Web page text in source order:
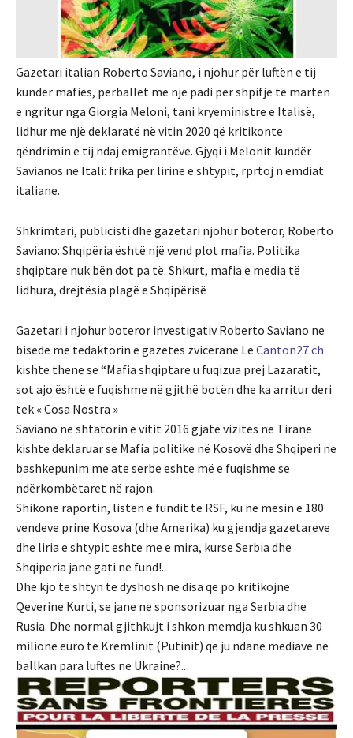
Gazetari italian Roberto Saviano, i njohur për luftën e tij
kundër mafies, përballet me një padi për shpifje të martën
e ngritur nga Giorgia Meloni, tani kryeministre e Italisë,
lidhur me një deklaratë në vitin 2020 që kritikonte
qëndrimin e tij ndaj emigrantëve. Gjyqi i Melonit kundër
Savianos në Itali: frika për lirinë e shtypit, rprtoj n emdiat
italiane.
Shkrimtari, publicisti dhe gazetari njohur boteror, Roberto
Saviano: Shqipëria është një vend plot mafia. Politika
shqiptare nuk bën dot pa të. Shkurt, mafia e media të
lidhura, drejtësia plagë e Shqipërisë
Gazetari i njohur boteror investigativ Roberto Saviano ne
bisede me tedaktorin e gazetes zvicerane Le Canton27.ch
kishte thene se “Mafia shqiptare u fuqizua prej Lazaratit,
sot ajo është e fuqishme në gjithë botën dhe ka arritur deri
tek « Cosa Nostra »
Saviano ne shtatorin e vitit 2016 gjate vizites ne Tirane
kishte deklaruar se Mafia politike në Kosovë dhe Shqiperi ne
bashkepunim me ate serbe eshte më e fuqishme se
ndërkombëtaret në rajon.
Shikone raportin, listen e fundit te RSF, ku ne mesin e 180
vendeve prine Kosova (dhe Amerika) ku gjendja gazetareve
dhe liria e shtypit eshte me e mira, kurse Serbia dhe
Shqiperia jane gati ne fund!..
Dhe kjo te shtyn te dyshosh ne disa qe po kritikojne
Qeverine Kurti, se jane ne sponsorizuar nga Serbia dhe
Rusia. Dhe normal gjithkujt i shkon memdja ku shkuan 30
milione euro te Kremlinit (Putinit) qe ju ndane mediave ne
ballkan para luftes ne Ukraine?..